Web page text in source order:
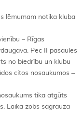
lēmumam notika kluba
– Rīgas
Pēc II pasaules
no biedrību un klubu
citos nosaukumos –
tika atgūts
Laika zobs sagrauza